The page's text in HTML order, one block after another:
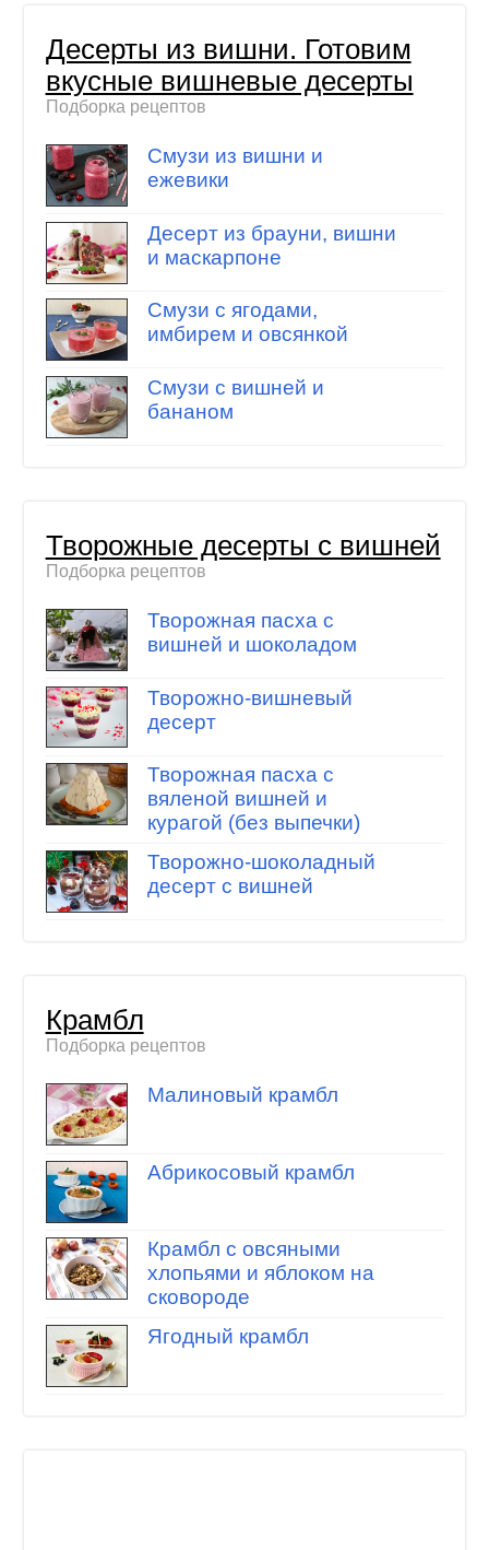
Десерты из вишни. Готовим
вкусные вишневые десерты
Подборка рецептов
Смузи из вишни и
ежевики
Десерт из брауни, вишни
и маскарпоне
Смузи с ягодами,
имбирем и овсянкой
Смузи с вишней и
бананом
Творожные десерты с вишней
Подборка рецептов
Творожная пасха с
вишней и шоколадом
Творожно-вишневый
десерт
Творожная пасха с
вяленой вишней и
курагой (без выпечки)
Творожно-шоколадный
десерт с вишней
Крамбл
Подборка рецептов
Малиновый крамбл
Абрикосовый крамбл
Крамбл с овсяными
хлопьями и яблоком на
сковороде
Ягодный крамбл